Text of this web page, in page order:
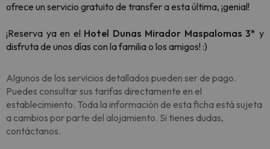
ofrece un servicio gratuito de transfer a esta última, ¡genial!
¡Reserva ya en el Hotel Dunas Mirador Maspalomas 3* y
disfruta de unos días con la familia o los amigos! :)
Algunos de los servicios detallados pueden ser de pago.
Puedes consultar sus tarifas directamente en el
establecimiento. Toda la información de esta ficha está sujeta
a cambios por parte del alojamiento. Si tienes dudas,
contáctanos.